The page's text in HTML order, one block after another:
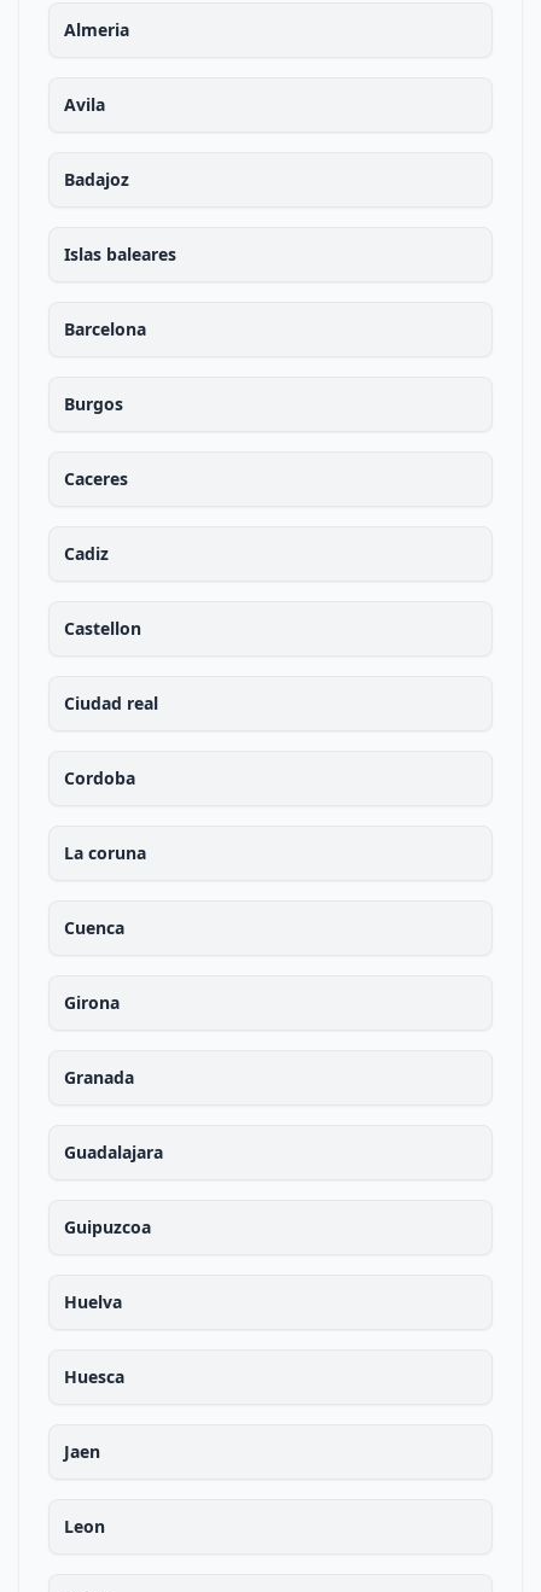
Almeria
Avila
Badajoz
Islas baleares
Barcelona
Burgos
Caceres
Cadiz
Castellon
Ciudad real
Cordoba
La coruna
Cuenca
Girona
Granada
Guadalajara
Guipuzcoa
Huelva
Huesca
Jaen
Leon